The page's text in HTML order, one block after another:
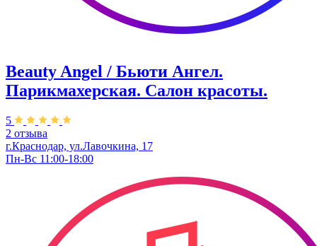
Beauty Angel / Бьюти Ангел.
Парикмахерская. Салон красоты.
5
2 отзыва
г.Краснодар, ул.Лавочкина, 17
Пн-Вс 11:00-18:00